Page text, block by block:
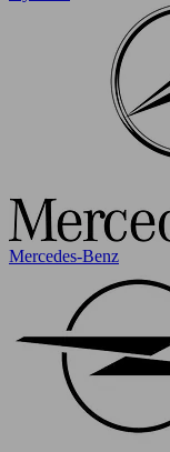
Mercedes-Benz